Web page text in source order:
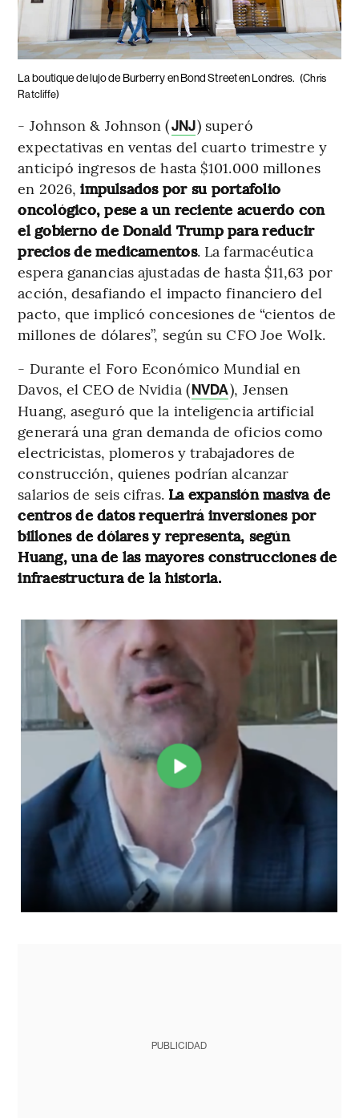
La boutique de lujo de Burberry en Bond Street en Londres. (Chris
Ratcliffe)
- Johnson & Johnson (JNJ) superó
expectativas en ventas del cuarto trimestre y
anticipó ingresos de hasta $101.000 millones
en 2026,impulsados por su portafolio
oncológico, pese a un reciente acuerdo con
el gobierno de Donald Trump para reducir
precios de medicamentos. La farmacéutica
espera ganancias ajustadas de hasta $11,63 por
acción, desafiando el impacto financiero del
pacto, que implicó concesiones de “cientos de
millones de dólares”, según su CFO Joe Wolk.
- Durante el Foro Económico Mundial en
Davos, el CEO de Nvidia (NVDA), Jensen
Huang, aseguró que la inteligencia artificial
generará una gran demanda de oficios como
electricistas, plomeros y trabajadores de
construcción, quienes podrían alcanzar
salarios de seis cifras. La expansión masiva de
centros de datos requerirá inversiones por
billones de dólares y representa, según
Huang, una de las mayores construcciones de
infraestructura de la historia.
PUBLICIDAD